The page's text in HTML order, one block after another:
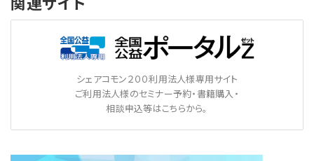
シェアコモン２００利用法人様専用サイト
ご利用法人様のセミナー予約・書籍購入・
相談申込等はこちらから。